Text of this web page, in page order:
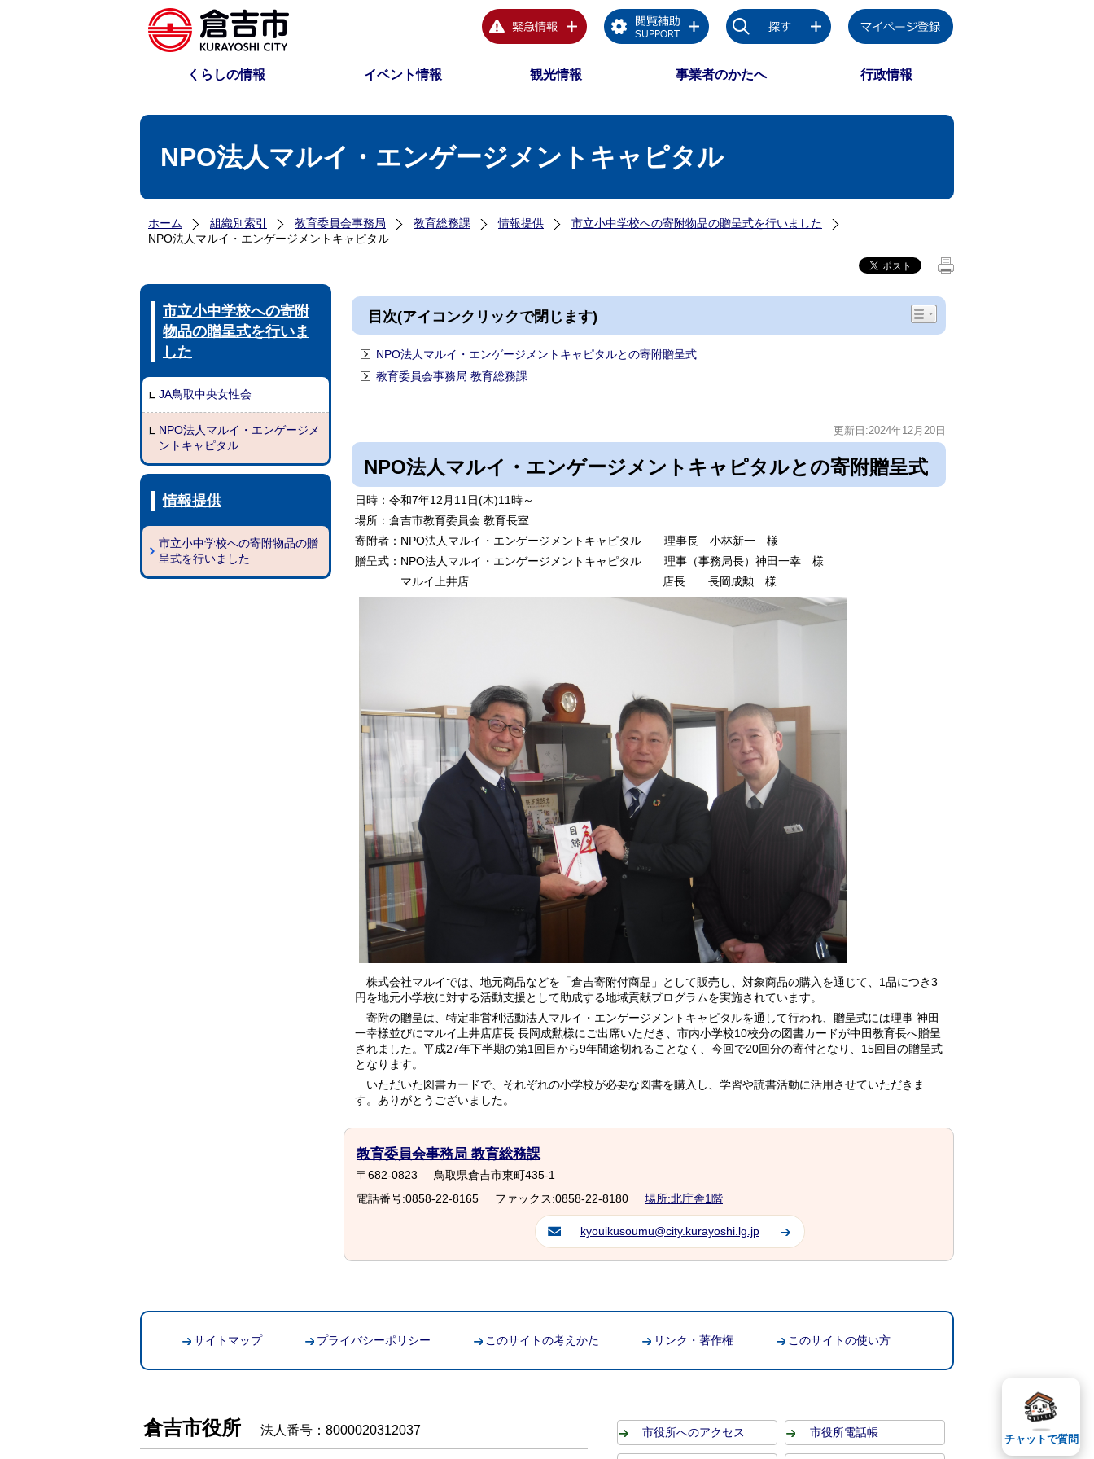
くらしの情報 イベント情報 観光情報 事業者のかたへ 行政情報
NPO法人マルイ・エンゲージメントキャピタル
ホーム 組織別索引 教育委員会事務局 教育総務課 情報提供
市立小中学校への寄附物品の贈呈式を行いました
NPO法人マルイ・エンゲージメントキャピタル
市立小中学校への寄附
物品の贈呈式を行いま
した
JA鳥取中央女性会
NPO法人マルイ・エンゲージメ
ントキャピタル
情報提供
市立小中学校への寄附物品の贈
呈式を行いました
目次(アイコンクリックで閉じます)
NPO法人マルイ・エンゲージメントキャピタルとの寄附贈呈式
教育委員会事務局 教育総務課
更新日:2024年12月20日
NPO法人マルイ・エンゲージメントキャピタルとの寄附贈呈式
日時：令和7年12月11日(木)11時～
場所：倉吉市教育委員会 教育長室
寄附者：NPO法人マルイ・エンゲージメントキャピタル 理事長 小林新一 様
贈呈式：NPO法人マルイ・エンゲージメントキャピタル 理事（事務局長）神田一幸 様
マルイ上井店 店長 長岡成勲 様
株式会社マルイでは、地元商品などを「倉吉寄附付商品」として販売し、対象商品の購入を通じて、1品につき3
円を地元小学校に対する活動支援として助成する地域貢献プログラムを実施されています。
寄附の贈呈は、特定非営利活動法人マルイ・エンゲージメントキャピタルを通して行われ、贈呈式には理事 神田
一幸様並びにマルイ上井店店長 長岡成勲様にご出席いただき、市内小学校10校分の図書カードが中田教育長へ贈呈
されました。平成27年下半期の第1回目から9年間途切れることなく、今回で20回分の寄付となり、15回目の贈呈式
となります。
いただいた図書カードで、それぞれの小学校が必要な図書を購入し、学習や読書活動に活用させていただきま
す。ありがとうございました。
教育委員会事務局 教育総務課
〒682-0823
鳥取県倉吉市東町435-1
電話番号:0858-22-8165
ファックス:0858-22-8180 場所:北庁舎1階
kyouikusoumu@city.kurayoshi.lg.jp
サイトマップ プライバシーポリシー このサイトの考えかた リンク・著作権 このサイトの使い方
倉吉市役所 法人番号：8000020312037 市役所へのアクセス 市役所電話帳 チャットで質問